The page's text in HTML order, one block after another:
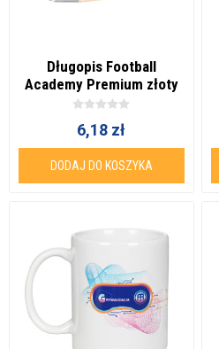
Długopis Football
Academy Premium złoty
6,18 zł
DODAJ DO KOSZYKA